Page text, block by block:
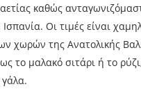
καθώς
Οι τιμές είναι
χωρών της Ανατολικής
το μαλακό σιτάρι ή το
γάλα.